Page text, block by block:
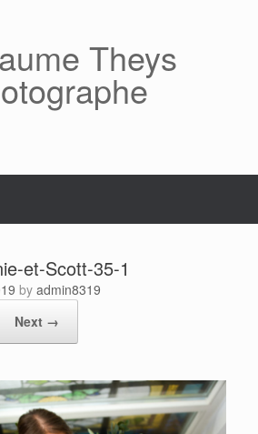
Theys
et-Scott-35-1
by admin8319
Next →